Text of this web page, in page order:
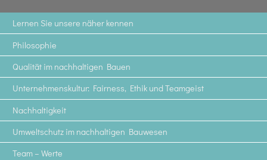
Lernen Sie unsere näher kennen
Philosophie
Qualität im nachhaltigen Bauen
Unternehmenskultur: Fairness, Ethik und Teamgeist
Nachhaltigkeit
Umweltschutz im nachhaltigen Bauwesen
Team – Werte